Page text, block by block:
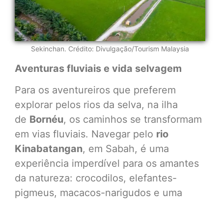
Sekinchan. Crédito: Divulgação/Tourism Malaysia
Aventuras fluviais e vida selvagem
Para os aventureiros que preferem
explorar pelos rios da selva, na ilha
de Bornéu, os caminhos se transformam
em vias fluviais. Navegar pelo rio
Kinabatangan, em Sabah, é uma
experiência imperdível para os amantes
da natureza: crocodilos, elefantes-
pigmeus, macacos-narigudos e uma